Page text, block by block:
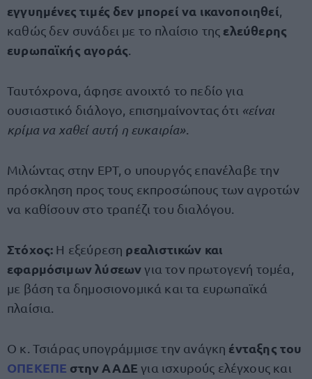
εγγυημένες τιμές δεν μπορεί να ικανοποιηθεί
καθώς δεν συνάδει με το πλαίσιο της ελεύθερης
ευρωπαϊκής αγοράς
Ταυτόχρονα, άφησε ανοιχτό το πεδίο για
ουσιαστικό διάλογο, επισημαίνοντας ότι «είναι
κρίμα να χαθεί αυτή η ευκαιρία».
Μιλώντας στην ΕΡΤ, ο υπουργός επανέλαβε την
πρόσκληση προς τους εκπροσώπους των αγροτών
να καθίσουν στο τραπέζι του διαλόγου.
Στόχος: Η εξεύρεση ρεαλιστικών και
εφαρμόσιμων λύσεωνγια τον πρωτογενή τομέα,
με βάση τα δημοσιονομικά και τα ευρωπαϊκά
πλαίσια.
Ο κ. Τσιάρας υπογράμμισε την ανάγκη ένταξης του
ΟΠΕΚΕΠΕ στην ΑΑΔΕ για ισχυρούς ελέγχους και